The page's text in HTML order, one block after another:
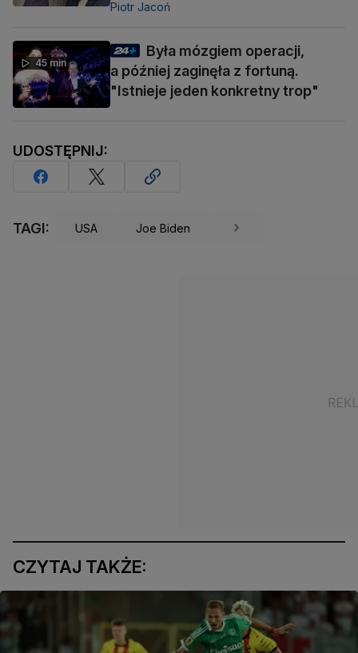
Piotr Jacoń
45 min
Była mózgiem operacji,
a później zaginęła z fortuną.
"Istnieje jeden konkretny trop"
UDOSTĘPNIJ:
TAGI: USA Joe Biden
CZYTAJ TAKŻE: